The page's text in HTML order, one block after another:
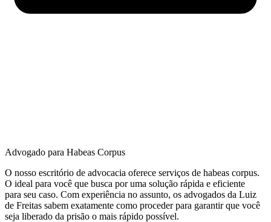
Advogado para Habeas Corpus
O nosso escritório de advocacia oferece serviços de habeas corpus.
O ideal para você que busca poruma solução rápida e eficiente
para seu caso. Com experiência no assunto, os advogados da Luiz
de Freitas sabem exatamente como procederpara garantirque você
seja liberado da prisão o mais rápido possível.